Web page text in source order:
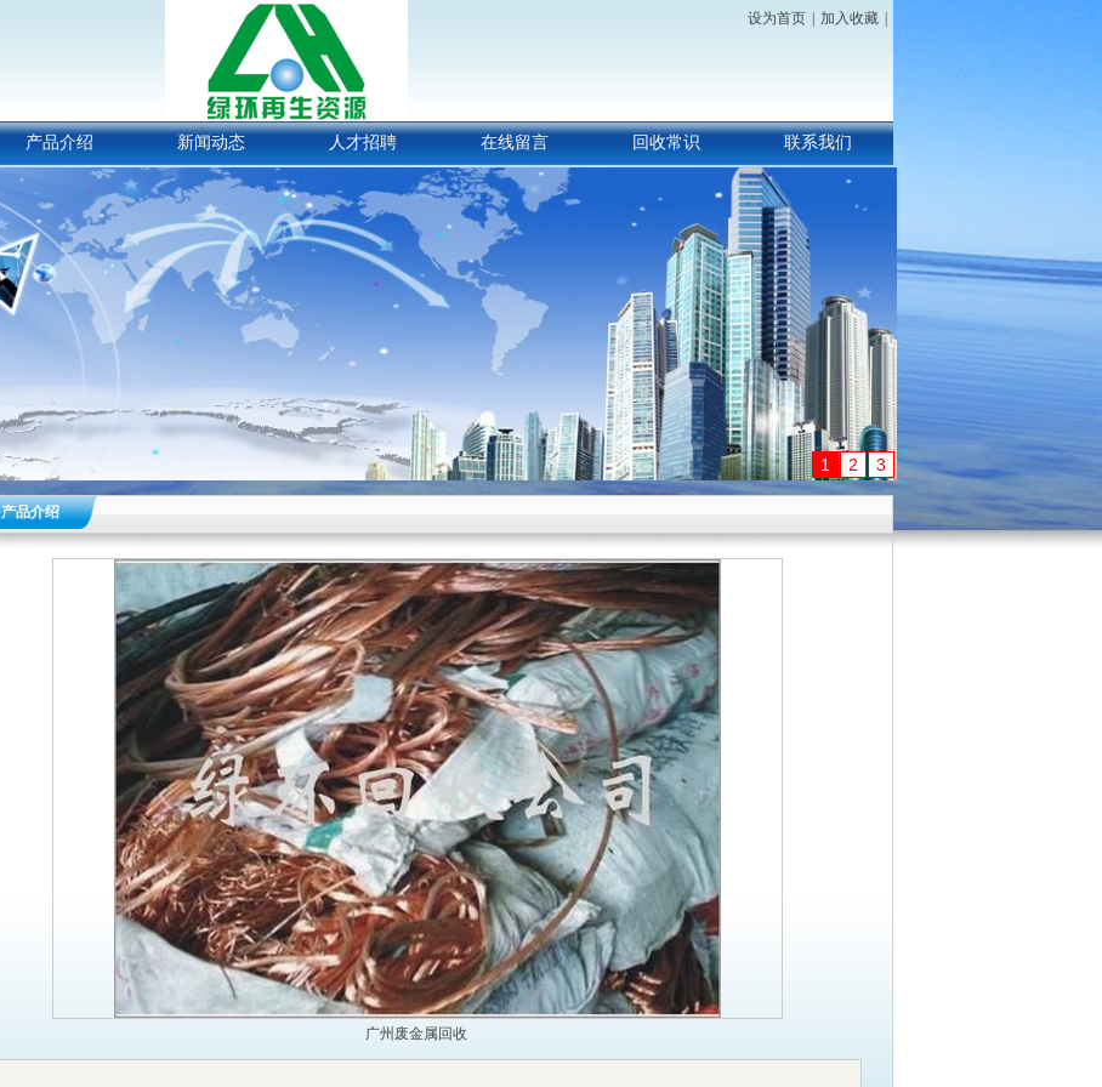
设为首页 加入收藏
产品介绍 新闻动态 人才招聘 在线留言 回收常识 联系我们
3
2
1
产品介绍
广州废金属回收